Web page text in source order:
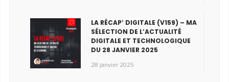
LA RÉCAP’ DIGITALE (V159) – MA
SÉLECTION DE L’ACTUALITÉ
DIGITALE ET TECHNOLOGIQUE
DU 28 JANVIER 2025
28 janvier 2025